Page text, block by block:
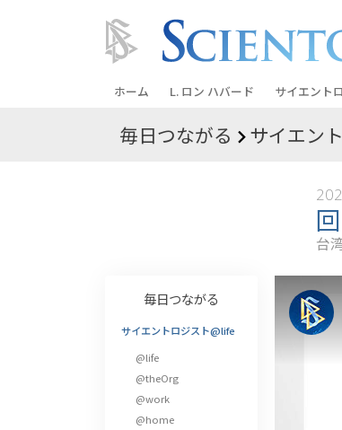
ホーム L. ロン ハバード サイエント
信条と実践
サイエン
ントロジー
サイエント
教会の内部
サイエン
毎日つながる サイエン
台
毎日つながる
サイエントロジスト@life
@life
@theOrg
@work
@home